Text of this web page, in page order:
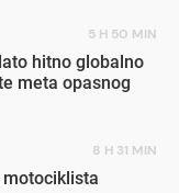
5 H 50 MIN
hitno globalno
meta opasnog
8 H 31 MIN
motociklista